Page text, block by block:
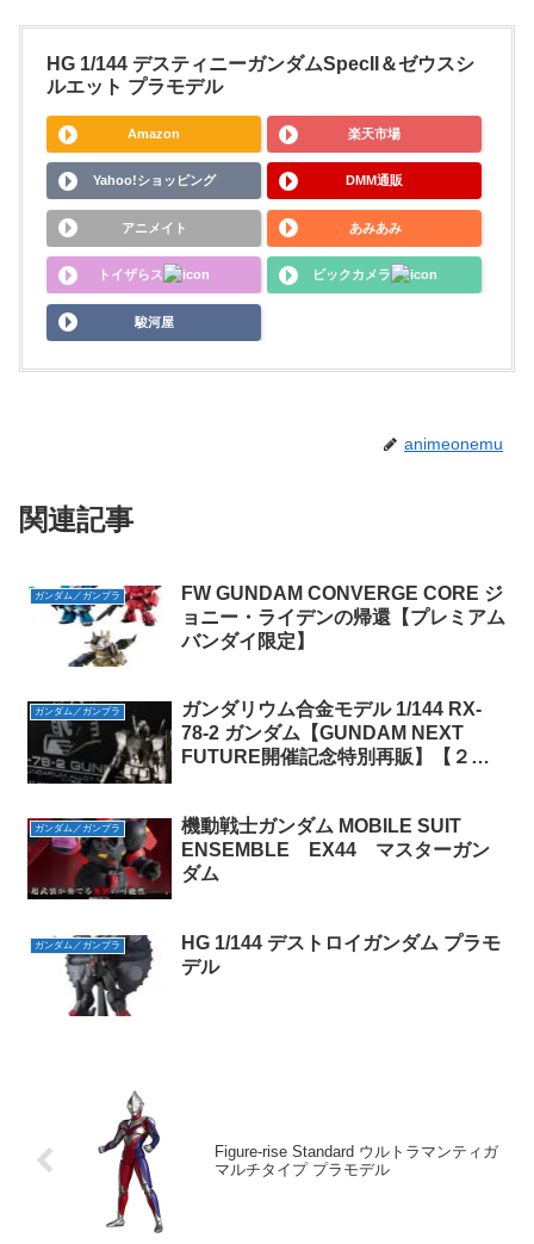
HG 1/144 デスティニーガンダムSpecII＆ゼウスシ
ルエット プラモデル
Amazon 楽天市場
Yahoo!ショッピング DMM通販
アニメイト あみあみ
トイザらス ビックカメラ
駿河屋
animeonemu
関連記事
ガンダム／ガンプラ
FW GUNDAM CONVERGE CORE ジ
ョニー・ライデンの帰還【プレミアム
バンダイ限定】
ガンダム／ガンプラ
ガンダリウム合金モデル 1/144 RX-
78-2 ガンダム【GUNDAM NEXT
FUTURE開催記念特別再販】【２０
ガンダム／ガンプラ
機動戦士ガンダム MOBILE SUIT
ENSEMBLE EX44 マスターガン
ダム
ガンダム／ガンプラ
HG 1/144 デストロイガンダム プラモ
デル
Figure-rise Standard ウルトラマンティガ
マルチタイプ プラモデル